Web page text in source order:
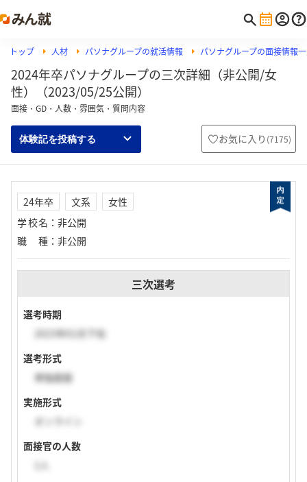
トップ 人材 パソナグループの就活情報 パソナグループの面接情報
2024年卒パソナグループの三次詳細（非公開/女
性）（2023/05/25公開）
面接・GD・人数・雰囲気・質問内容
体験記を投稿する お気に入り (7175)
24年卒 文系
女性
学校名 ： 非公開
職種 ： 非公開
三次選考
選考時期
2023年01月下旬
選考形式
単独面接
実施形式
オンライン
面接官の人数